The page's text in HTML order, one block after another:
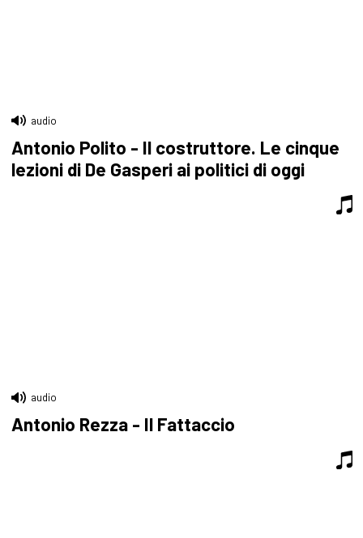
audio
Antonio Polito - Il costruttore. Le cinque
lezioni di De Gasperi ai politici di oggi
audio
Antonio Rezza - Il Fattaccio